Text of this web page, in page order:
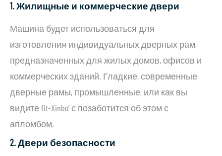
1.Жилищные и коммерческие двери
Машина будет использоваться для
изготовления индивидуальных дверных рам,
предназначенных для жилых домов, офисов и
коммерческих зданий. Гладкие, современные
дверные рамы, промышленные, или как вы
видите fit-Xinbo’ с позаботится об этом с
апломбом.
2. Двери безопасности